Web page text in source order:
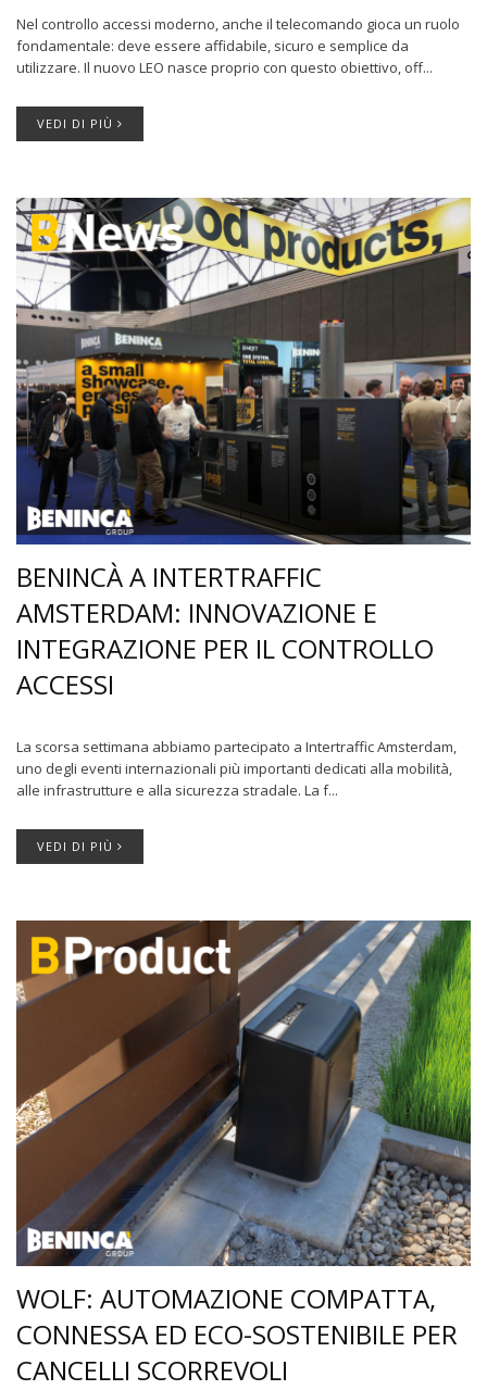
Nel controllo accessi moderno, anche il telecomando gioca un ruolo
fondamentale: deve essere affidabile, sicuro e semplice da
utilizzare. Il nuovo LEO nasce proprio con questo obiettivo, off...
VEDI DI PIÙ
BENINCÀ A INTERTRAFFIC
AMSTERDAM: INNOVAZIONE E
INTEGRAZIONE PER IL CONTROLLO
ACCESSI
La scorsa settimana abbiamo partecipato a Intertraffic Amsterdam,
uno degli eventi internazionali più importanti dedicati alla mobilità,
alle infrastrutture e alla sicurezza stradale. La f...
VEDI DI PIÙ
WOLF: AUTOMAZIONE COMPATTA,
CONNESSA ED ECO-SOSTENIBILE PER
CANCELLI SCORREVOLI